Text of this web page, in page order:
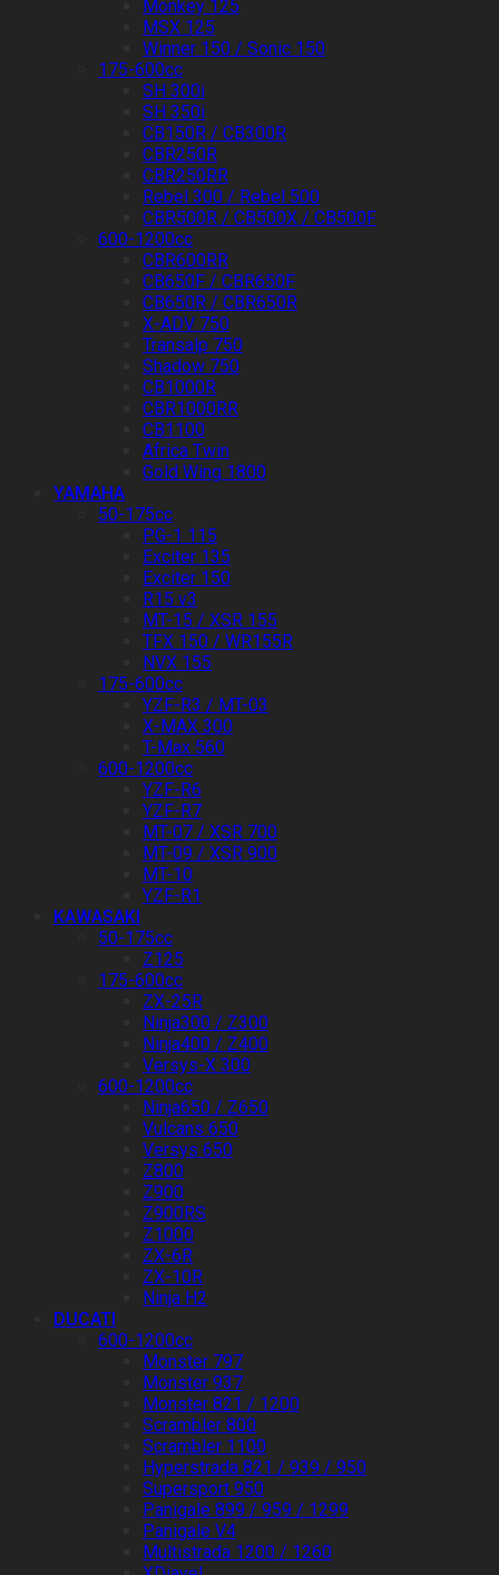
Monkey 125
MSX 125
Winner 150 / Sonic 150
175-600cc
SH 300i
SH 350i
CB150R / CB300R
CBR250R
CBR250RR
Rebel 300 / Rebel 500
CBR500R / CB500X / CB500F
600-1200cc
CBR600RR
CB650F / CBR650F
CB650R / CBR650R
X-ADV 750
Transalp 750
Shadow 750
CB1000R
CBR1000RR
CB1100
Africa Twin
Gold Wing 1800
YAMAHA
50-175cc
PG-1 115
Exciter 135
Exciter 150
R15 v3
MT-15 / XSR 155
TFX 150 / WR155R
NVX 155
175-600cc
YZF-R3 / MT-03
X-MAX 300
T-Max 560
600-1200cc
YZF-R6
YZF-R7
MT-07 / XSR 700
MT-09 / XSR 900
MT-10
YZF-R1
KAWASAKI
50-175cc
Z125
175-600cc
ZX-25R
Ninja300 / Z300
Ninja400 / Z400
Versys-X 300
600-1200cc
Ninja650 / Z650
Vulcans 650
Versys 650
Z800
Z900
Z900RS
Z1000
ZX-6R
ZX-10R
Ninja H2
DUCATI
600-1200cc
Monster 797
Monster 937
Monster 821 / 1200
Scrambler 800
Scrambler 1100
Hyperstrada 821 / 939 / 950
Supersport 950
Panigale 899 / 959 / 1299
Panigale V4
Multistrada 1200 / 1260